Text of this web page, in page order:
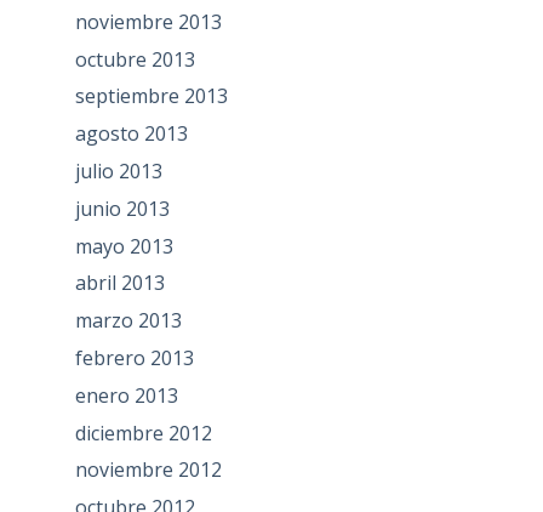
noviembre 2013
octubre 2013
septiembre 2013
agosto 2013
julio 2013
junio 2013
mayo 2013
abril 2013
marzo 2013
febrero 2013
enero 2013
diciembre 2012
noviembre 2012